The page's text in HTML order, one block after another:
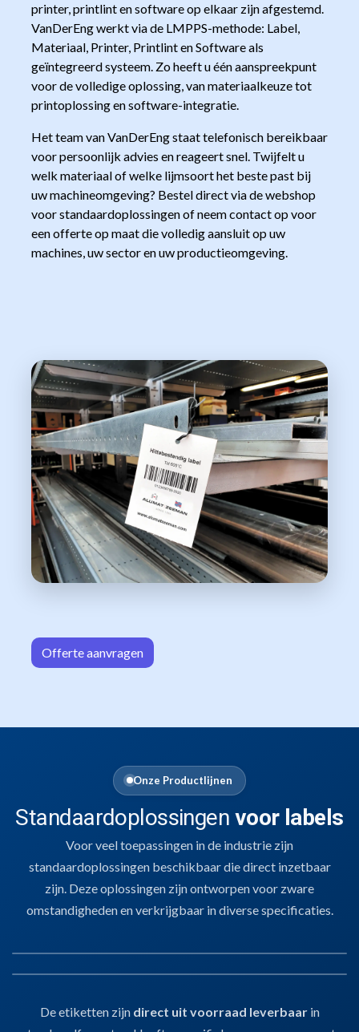
printer, printlint en software op elkaar zijn afgestemd.
VanDerEng werkt via de LMPPS-methode: Label,
Materiaal, Printer, Printlint en Software als
geïntegreerd systeem. Zo heeft u één aanspreekpunt
voor de volledige oplossing, van materiaalkeuze tot
printoplossing en software-integratie.
Het team van VanDerEng staat telefonisch bereikbaar
voor persoonlijk advies en reageert snel. Twijfelt u
welk materiaal of welke lijmsoort het beste past bij
uw machineomgeving? Bestel direct via de webshop
voor standaardoplossingen of neem contact op voor
een offerte op maat die volledig aansluit op uw
machines, uw sector en uw productieomgeving.
Offerte aan​​vrag​​en
Onze Productlijnen
Standaardoplossingen voor labels
Voor veel toepassingen in de industrie zijn
standaardoplossingen beschikbaar die direct inzetbaar
zijn. Deze oplossingen zijn ontworpen voor zware
omstandigheden en verkrijgbaar in diverse specificaties.
01
SLEUFETIKETTEN
Sleufetiketten 02
De etiketten zijn direct uit voorraad leverbaarin